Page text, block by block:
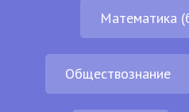
Математика
Обществознание